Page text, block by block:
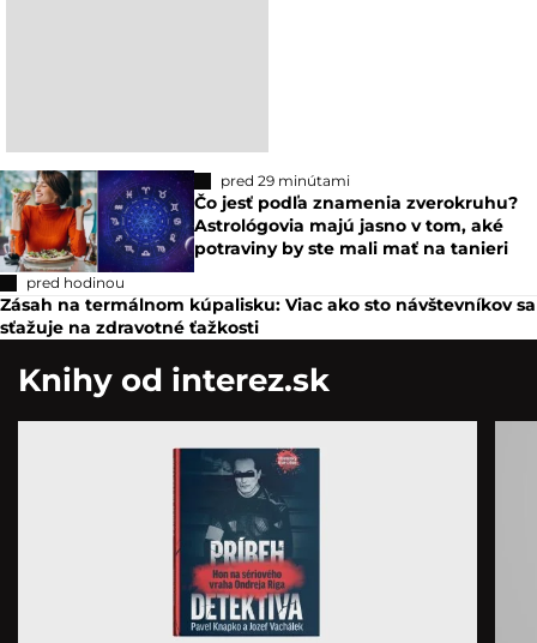
pred 29 minútami
Čo jesť podľa znamenia zverokruhu?
Astrológovia majú jasno v tom, aké
potraviny by ste mali mať na tanieri
pred hodinou
Zásah na termálnom kúpalisku: Viac ako sto návštevníkov sa
sťažuje na zdravotné ťažkosti
Knihy od interez.sk